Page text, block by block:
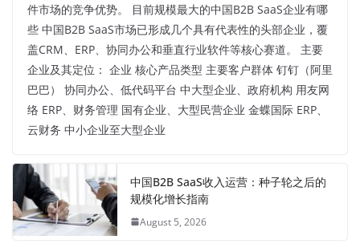
件市场的竞争优势。 目前规模最大的中国B2B SaaS企业有哪
些 中国B2B SaaS市场已形成几个具有代表性的头部企业，覆
盖CRM、ERP、协同办公和垂直行业软件等核心赛道。 主要
企业及其定位： 企业 核心产品类型 主要客户群体 钉钉（阿里
巴巴） 协同办公、低代码平台 中大型企业、政府机构 用友网
络 ERP、财务管理 国有企业、大型民营企业 金蝶国际 ERP、
云财务 中小企业至大型企业
中国B2B SaaS收入运营：种子轮之后的
规模化增长指南
August 5, 2026